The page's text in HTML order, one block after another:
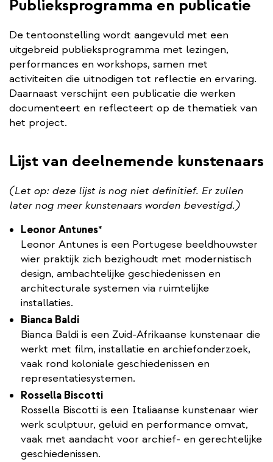
Publieksprogramma en publicatie
De tentoonstelling wordt aangevuld met een
uitgebreid publieksprogramma met lezingen,
performances en workshops, samen met
activiteiten die uitnodigen tot reflectie en ervaring.
Daarnaast verschijnt een publicatie die werken
documenteert en reflecteert op de thematiek van
het project.
Lijst van deelnemende kunstenaars
(Let op: deze lijst is nog niet definitief. Er zullen
later nog meer kunstenaars worden bevestigd.)
Leonor Antunes*
​Leonor Antunes is een Portugese beeldhouwster
wier praktijk zich bezighoudt met modernistisch
design, ambachtelijke geschiedenissen en
architecturale systemen via ruimtelijke
installaties.
Bianca Baldi
Bianca Baldi is een Zuid-Afrikaanse kunstenaar die
werkt met film, installatie en archiefonderzoek,
vaak rond koloniale geschiedenissen en
representatiesystemen.
Rossella Biscotti
Rossella Biscotti is een Italiaanse kunstenaar wier
werk sculptuur, geluid en performance omvat,
vaak met aandacht voor archief- en gerechtelijke
geschiedenissen.